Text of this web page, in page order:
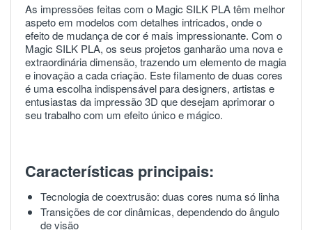
As impressões feitas com o Magic SILK PLA têm melhor
aspeto em modelos com detalhes intricados, onde o
efeito de mudança de cor é mais impressionante. Com o
Magic SILK PLA, os seus projetos ganharão uma nova e
extraordinária dimensão, trazendo um elemento de magia
e inovação a cada criação. Este filamento de duas cores
é uma escolha indispensável para designers, artistas e
entusiastas da impressão 3D que desejam aprimorar o
seu trabalho com um efeito único e mágico.
Características principais:
Tecnologia de coextrusão: duas cores numa só linha
Transições de cor dinâmicas, dependendo do ângulo
de visão